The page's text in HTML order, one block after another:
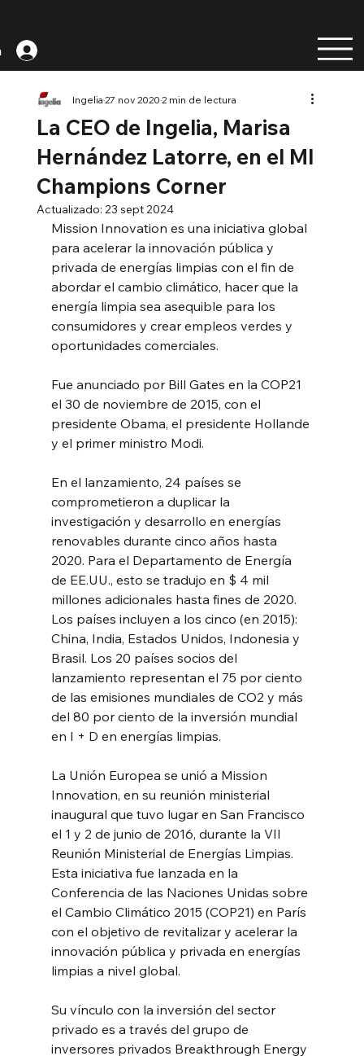
La CEO de Ingelia, Marisa
Hernández Latorre, en el MI
Champions Corner
Ingelia27 nov 20202 min de lectura
Actualizado: 23 sept 2024
Mission Innovation es una iniciativa global
para acelerar la innovación pública y
privada de energías limpias con el fin de
abordar el cambio climático, hacer que la
energía limpia sea asequible para los
consumidores y crear empleos verdes y
oportunidades comerciales.
Fue anunciado por Bill Gates en la COP21
el 30 de noviembre de 2015, con el
presidente Obama, el presidente Hollande
y el primer ministro Modi.
En el lanzamiento, 24 países se
comprometieron a duplicar la
investigación y desarrollo en energías
renovables durante cinco años hasta
2020. Para el Departamento de Energía
de EE.UU., esto se tradujo en $ 4 mil
millones adicionales hasta fines de 2020.
Los países incluyen a los cinco (en 2015):
China, India, Estados Unidos, Indonesia y
Brasil. Los 20 países socios del
lanzamiento representan el 75 por ciento
de las emisiones mundiales de CO2 y más
del 80 por ciento de la inversión mundial
en I + D en energías limpias.
La Unión Europea se unió a Mission
Innovation, en su reunión ministerial
inaugural que tuvo lugar en San Francisco
el 1 y 2 de junio de 2016, durante la VII
Reunión Ministerial de Energías Limpias.
Esta iniciativa fue lanzada en la
Conferencia de las Naciones Unidas sobre
el Cambio Climático 2015 (COP21) en París
con el objetivo de revitalizar y acelerar la
innovación pública y privada en energías
limpias a nivel global.
Su vínculo con la inversión del sector
privado es a través del grupo de
inversores privados Breakthrough Energy